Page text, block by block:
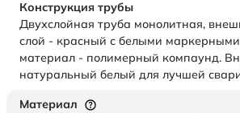
Конструкция трубы
Двухслойная труба монолитная,
слой - красный с белыми
материал - полимерный компаунд.
натуральный белый для лучшей
Материал